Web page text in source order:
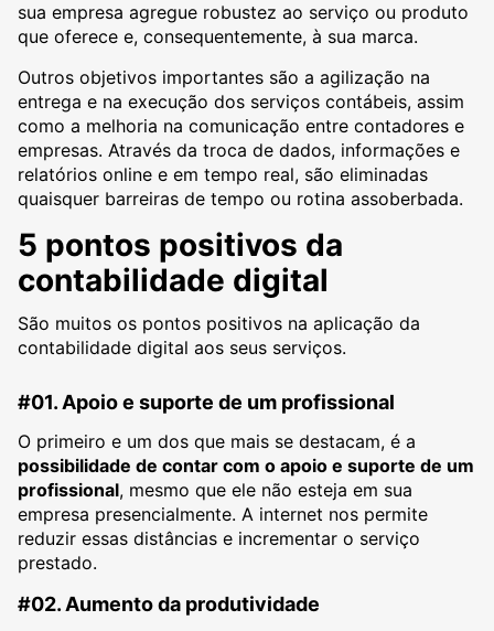
sua empresa agregue robustez ao serviço ou produto
que oferece e, consequentemente, à sua marca.
Outros objetivos importantes são a agilização na
entrega e na execução dos serviços contábeis, assim
como a melhoria na comunicação entre contadores e
empresas. Através da troca de dados, informações e
relatórios online e em tempo real, são eliminadas
quaisquer barreiras de tempo ou rotina assoberbada.
5 pontos positivos da
contabilidade digital
São muitos os pontos positivos na aplicação da
contabilidade digital aos seus serviços.
#01. Apoio e suporte de um profissional
O primeiro e um dos que mais se destacam, é a
possibilidade de contar com o apoio e suporte de um
profissional, mesmo que ele não esteja em sua
empresa presencialmente. A internet nos permite
reduzir essas distâncias e incrementar o serviço
prestado.
#02. Aumento da produtividade